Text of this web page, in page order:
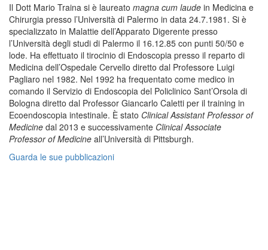
Il Dott Mario Traina si è laureato magna cum laude in Medicina e
Chirurgia presso l’Università di Palermo in data 24.7.1981. Si è
specializzato in Malattie dell’Apparato Digerente presso
l’Università degli studi di Palermo il 16.12.85 con punti 50/50 e
lode. Ha effettuato il tirocinio di Endoscopia presso il reparto di
Medicina dell’Ospedale Cervello diretto dal Professore Luigi
Pagliaro nel 1982. Nel 1992 ha frequentato come medico in
comando il Servizio di Endoscopia del Policlinico Sant’Orsola di
Bologna diretto dal Professor Giancarlo Caletti per il training in
Ecoendoscopia intestinale. È stato Clinical Assistant Professor of
Medicine dal 2013 e successivamente Clinical Associate
Professor of Medicine all’Università di Pittsburgh.
Guarda le sue pubblicazioni